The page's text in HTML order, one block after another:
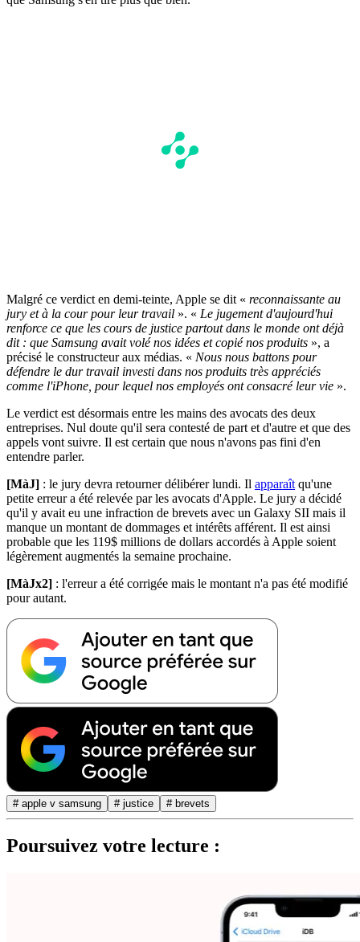
Malgré ce verdict en demi-teinte, Apple se dit « reconnaissante au
jury et à la cour pour leur travail ». « Le jugement d'aujourd'hui
renforce ce que les cours de justice partout dans le monde ont déjà
dit : que Samsung avait volé nos idées et copié nos produits », a
précisé le constructeur aux médias. « Nous nous battons pour
défendre le dur travail investi dans nos produits très appréciés
comme l'iPhone, pour lequel nos employés ont consacré leur vie ».
Le verdict est désormais entre les mains des avocats des deux
entreprises. Nul doute qu'il sera contesté de part et d'autre et que des
appels vont suivre. Il est certain que nous n'avons pas fini d'en
entendre parler.
[MàJ] : le jury devra retourner délibérer lundi. Il apparaît qu'une
petite erreur a été relevée par les avocats d'Apple. Le jury a décidé
qu'il y avait eu une infraction de brevets avec un Galaxy SII mais il
manque un montant de dommages et intérêts afférent. Il est ainsi
probable que les 119$ millions de dollars accordés à Apple soient
légèrement augmentés la semaine prochaine.
[MàJx2] : l'erreur a été corrigée mais le montant n'a pas été modifié
pour autant.
# apple v samsung # justice # brevets
Poursuivez votre lecture :